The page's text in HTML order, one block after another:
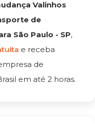
Valinhos
de
São Paulo - SP,
e receba
de
em até 2 horas.